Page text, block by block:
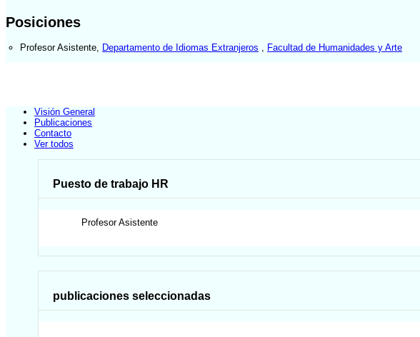
Posiciones
Profesor Asistente Departamento de Idiomas Extranjeros Facultad de Humanidades y Arte
Visión General
Publicaciones
Contacto
Ver todos
Puesto de trabajo HR
Profesor Asistente
publicaciones seleccionadas